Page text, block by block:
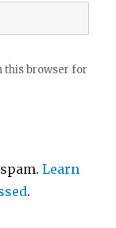
this browser for
Learn
.